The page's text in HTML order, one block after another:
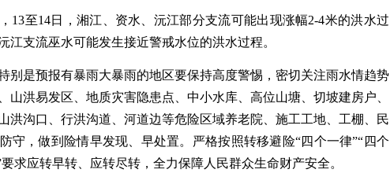
13至14日，湘江、资水、沅江部分支流可能出现涨幅2-4米的洪水过
江支流巫水可能发生接近警戒水位的洪水过程。
别是预报有暴雨大暴雨的地区要保持高度警惕，密切关注雨水情趋势
山洪易发区、地质灾害隐患点、中小水库、高位山塘、切坡建房户、
洪沟口、行洪沟道、河道边等危险区域养老院、施工工地、工棚、民
守，做到险情早发现、早处置。严格按照转移避险“四个一律”“四个
求应转早转、应转尽转，全力保障人民群众生命财产安全。